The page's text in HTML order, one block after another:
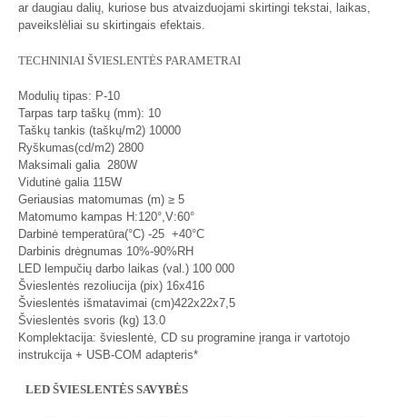
ar daugiau dalių, kuriose bus atvaizduojami skirtingi tekstai, laikas,
paveikslėliai su skirtingais efektais.
TECHNINIAI ŠVIESLENTĖS PARAMETRAI
Modulių tipas: P-10
Tarpas tarp taškų (mm): 10
Taškų tankis (taškų/m2) 10000
Ryškumas(cd/m2) 2800
Maksimali galia 280W
Vidutinė galia 115W
Geriausias matomumas (m) ≥ 5
Matomumo kampas H:120°,V:60°
Darbinė temperatūra(°C) -25 +40°C
Darbinis drėgnumas 10%-90%RH
LED lempučių darbo laikas (val.) 100 000
Švieslentės rezoliucija (pix) 16x416
Švieslentės išmatavimai (cm)422x22x7,5
Švieslentės svoris (kg) 13.0
Komplektacija: švieslentė, CD su programine įranga ir vartotojo
instrukcija + USB-COM adapteris*
LED ŠVIESLENTĖS SAVYBĖS